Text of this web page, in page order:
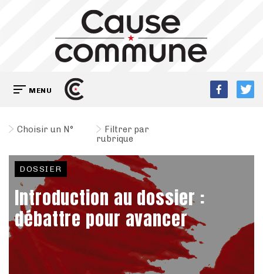
MENU
Choisir un N°
Filtrer par
rubrique
DOSSIER
Introduction au dossier :
débattre pour avancer